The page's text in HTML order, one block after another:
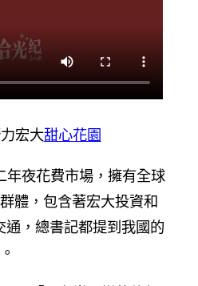
宏大甜心花園
年夜花費市場，擁有全球
體，包含著宏大投資和
通，總書記都提到我國的